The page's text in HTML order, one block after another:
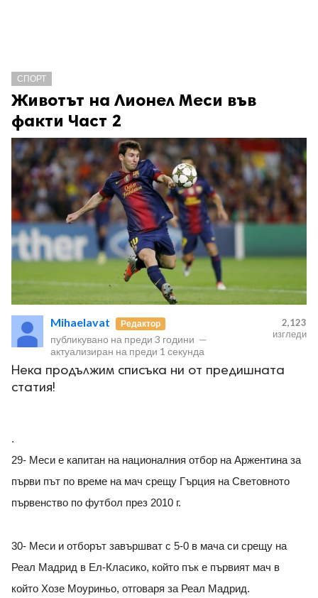
СПОРТ
Животът на Лионел Меси във
факти Част 2
Mihaelavat Редактор
публикувано на преди 3 години —
актуализиран на преди 1 секунда
2,123
изгледи
Нека продължим списъка ни от предишната
статия!
.
29- Меси е капитан на националния отбор на Аржентина за
първи път по време на мач срещу Гърция на Световното
първенство по футбол през 2010 г.
30- Меси и отборът завършват с 5-0 в мача си срещу на
Реал Мадрид в Ел-Класико, който пък е първият мач в
който Хозе Моуриньо, отговаря за Реал Мадрид.